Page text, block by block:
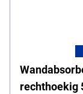
rechthoekig